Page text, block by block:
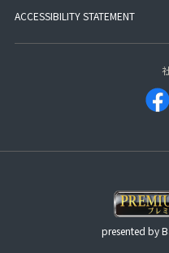
ACCESSIBILITY STATEMENT
presented by